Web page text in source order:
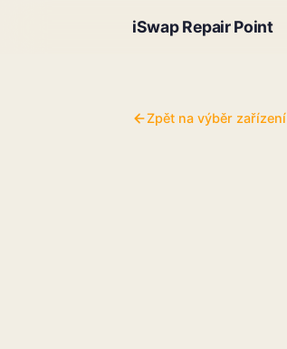
iSwap Repair Point
Zpět na výběr zařízení